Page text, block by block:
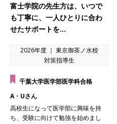
富士学院の先生方は、いつで
も丁寧に、一人ひとりに合わ
せたサポートを…
2026年度 ｜ 東京御茶ノ水校
対策指導生
千葉大学医学部医学科合格
A・Uさん
高校生になって医学部に興味を持
ち、受験に向けて勉強を始めまし